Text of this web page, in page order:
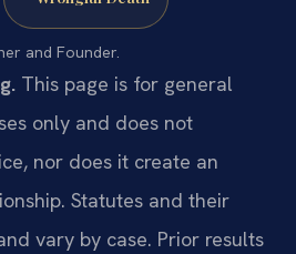
and Founder.
This page is for general
only and does not
nor does it create an
Statutes and their
vary by case. Prior results